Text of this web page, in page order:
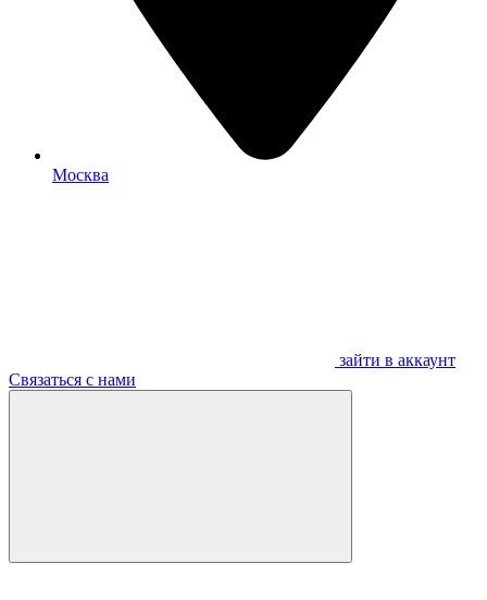
Москва
зайти в аккаунт
Связаться с нами